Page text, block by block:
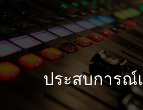
ประสบการณ์